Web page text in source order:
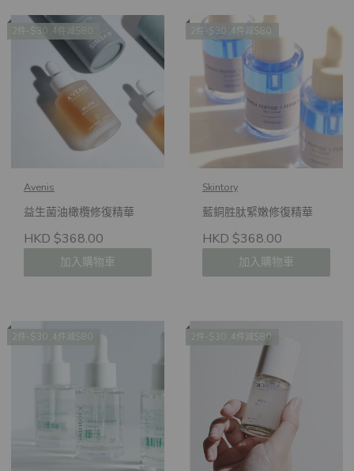
2件-$30 ,4件減$80
Avenis
益生菌油橄欖修復精華
HKD $368.00
加入購物車
2件-$30 ,4件減$80
Skintory
藍銅胜肽緊嫩修復精華
HKD $368.00
加入購物車
2件-$30 ,4件減$80 2件-$30 ,4件減$80